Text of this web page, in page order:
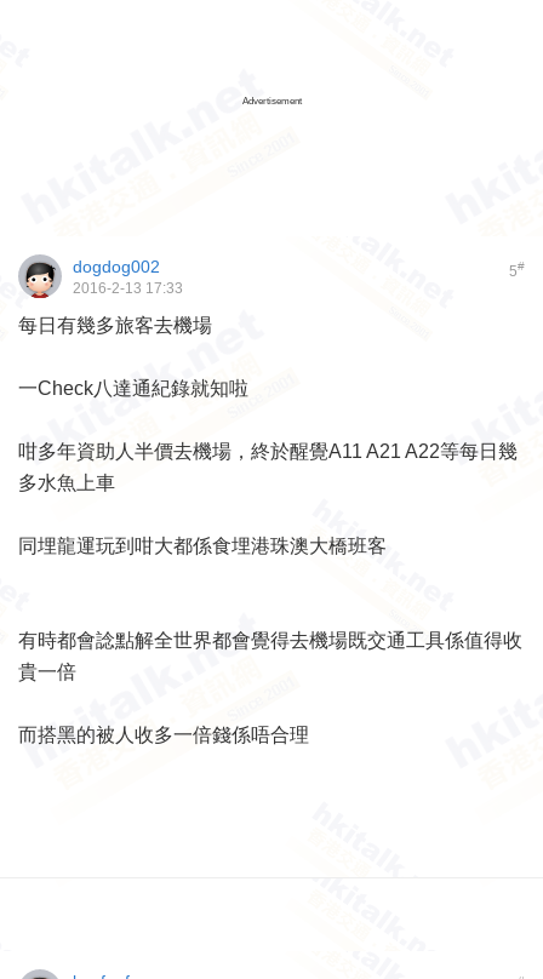
Advertisement
5#
dogdog002
2016-2-13 17:33
每日有幾多旅客去機場
一Check八達通紀錄就知啦
咁多年資助人半價去機場，終於醒覺A11 A21 A22等每日幾
多水魚上車
同埋龍運玩到咁大都係食埋港珠澳大橋班客
有時都會諗點解全世界都會覺得去機場既交通工具係值得收
貴一倍
而搭黑的被人收多一倍錢係唔合理